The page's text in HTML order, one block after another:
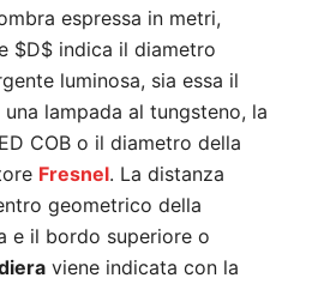
espressa in metri,
$D$ indica il diametro
luminosa, sia essa il
lampada al tungsteno, la
COB o il diametro della
Fresnel. La distanza
geometrico della
e il bordo superiore o
viene indicata con la